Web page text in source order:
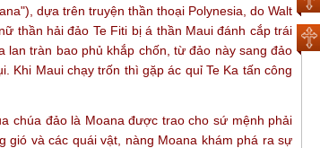
dựa trên truyện thần thoại Polynesia, do Walt
thần hải đảo Te Fiti bị á thần Maui đánh cắp trái
lan tràn bao phủ khắp chốn, từ đảo này sang đảo
Khi Maui chạy trốn thì gặp ác quỉ Te Ka tấn công
chúa đảo là Moana được trao cho sứ mệnh phải
gió và các quái vật, nàng Moana khám phá ra sự